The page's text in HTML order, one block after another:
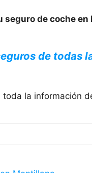
de coche
de todas
la información